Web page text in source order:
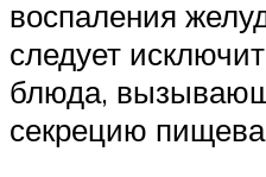
воспаления
следует
блюда,
секрецию